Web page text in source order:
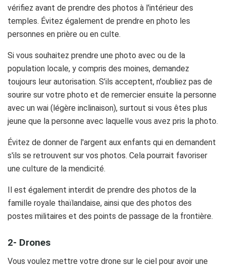
vérifiez avant de prendre des photos à l'intérieur des
temples. Évitez également de prendre en photo les
personnes en prière ou en culte.
Si vous souhaitez prendre une photo avec ou de la
population locale, y compris des moines, demandez
toujours leur autorisation. S’ils acceptent, n'oubliez pas de
sourire sur votre photo et de remercier ensuite la personne
avec un wai (légère inclinaison), surtout si vous êtes plus
jeune que la personne avec laquelle vous avez pris la photo.
Évitez de donner de l'argent aux enfants qui en demandent
s'ils se retrouvent sur vos photos. Cela pourrait favoriser
une culture de la mendicité.
Il est également interdit de prendre des photos de la
famille royale thaïlandaise, ainsi que des photos des
postes militaires et des points de passage de la frontière.
2- Drones
Vous voulez mettre votre drone sur le ciel pour avoir une